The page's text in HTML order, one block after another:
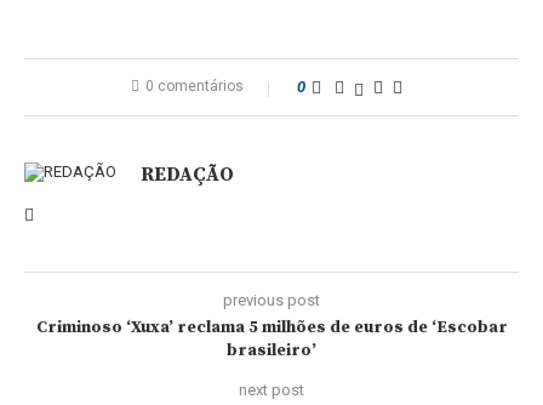
0 comentários 0
REDAÇÃO
previous post
Criminoso ‘Xuxa’ reclama 5 milhões de euros de ‘Escobar
brasileiro’
next post